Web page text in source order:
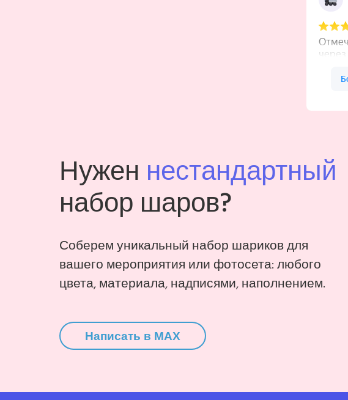
Нужен нестандартный
набор шаров?
Соберем уникальный набор шариков для
вашего мероприятия или фотосета: любого
цвета, материала, надписями, наполнением.
Написать в MAX